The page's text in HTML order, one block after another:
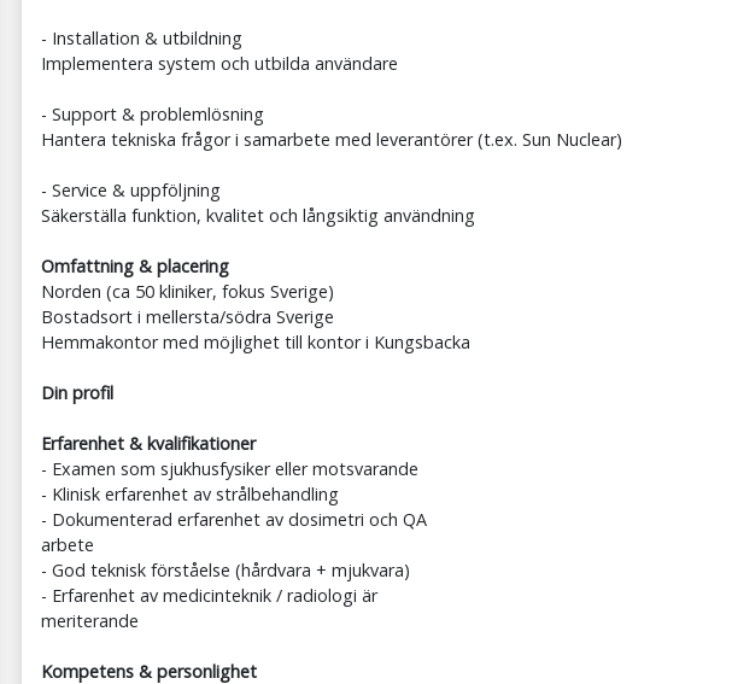
- Installation & utbildning
Implementera system och utbilda användare
- Support & problemlösning
Hantera tekniska frågor i samarbete med leverantörer (t.ex. Sun Nuclear)
- Service & uppföljning
Säkerställa funktion, kvalitet och långsiktig användning
Omfattning & placering
Norden (ca 50 kliniker, fokus Sverige)
Bostadsort i mellersta/södra Sverige
Hemmakontor med möjlighet till kontor i Kungsbacka
Din profil
Erfarenhet & kvalifikationer
- Examen som sjukhusfysiker eller motsvarande
- Klinisk erfarenhet av strålbehandling
- Dokumenterad erfarenhet av dosimetri och QA
arbete
- God teknisk förståelse (hårdvara + mjukvara)
- Erfarenhet av medicinteknik / radiologi är
meriterande
Kompetens & personlighet